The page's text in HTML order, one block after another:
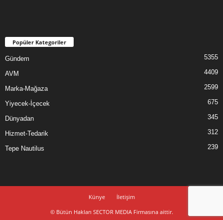
Popüler Kategoriler
Gündem 5355
AVM 4409
Marka-Mağaza 2599
Yiyecek-İçecek 675
Dünyadan 345
Hizmet-Tedarik 312
Tepe Nautilus 239
Künye
İletişim
© Bütün Hakları SECTOR MEDIA Firmasına aittir.